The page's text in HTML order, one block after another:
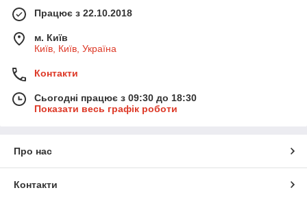
Працює з 22.10.2018
м. Київ
Київ, Київ, Україна
Контакти
Сьогодні працює з 09:30 до 18:30
Показати весь графік роботи
Про нас
Контакти